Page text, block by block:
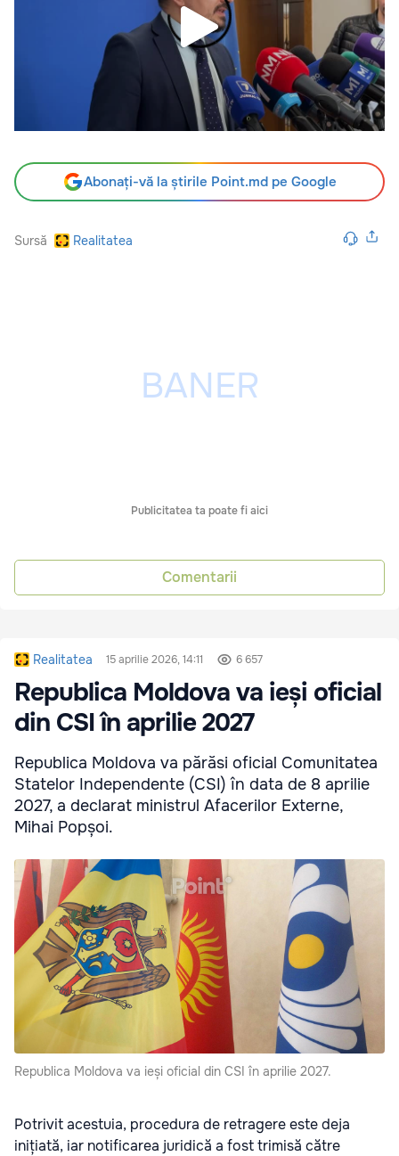
Abonați-vă la știrile Point.md pe Google
Sursă Realitatea
Publicitatea ta poate fi aici
Comentarii
Realitatea 15 aprilie 2026, 14:11 6 657
Republica Moldova va ieși oficial
din CSI în aprilie 2027
Republica Moldova va părăsi oficial Comunitatea
Statelor Independente (CSI) în data de 8 aprilie
2027, a declarat ministrul Afacerilor Externe,
Mihai Popșoi.
Republica Moldova va ieși oficial din CSI în aprilie 2027.
Potrivit acestuia, procedura de retragere este deja
inițiată, iar notificarea juridică a fost trimisă către